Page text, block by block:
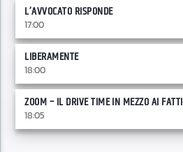
L’AVVOCATO RISPONDE
17:00
LIBERAMENTE
18:00
ZOOM – IL DRIVE TIME IN MEZZO AI FATTI
18:05